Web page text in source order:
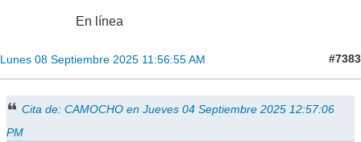
En línea
Lunes 08 Septiembre 2025 11:56:55 AM #7383
Cita de: CAMOCHO en Jueves 04 Septiembre 2025 12:57:06
PM